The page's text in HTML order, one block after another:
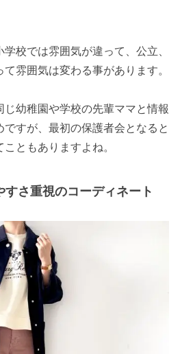
校では雰囲気が違って、公立、
雰囲気は変わる事があります。
幼稚園や学校の先輩ママと情報
すが、最初の保護者会となると
ともありますよね。
さ重視のコーディネート